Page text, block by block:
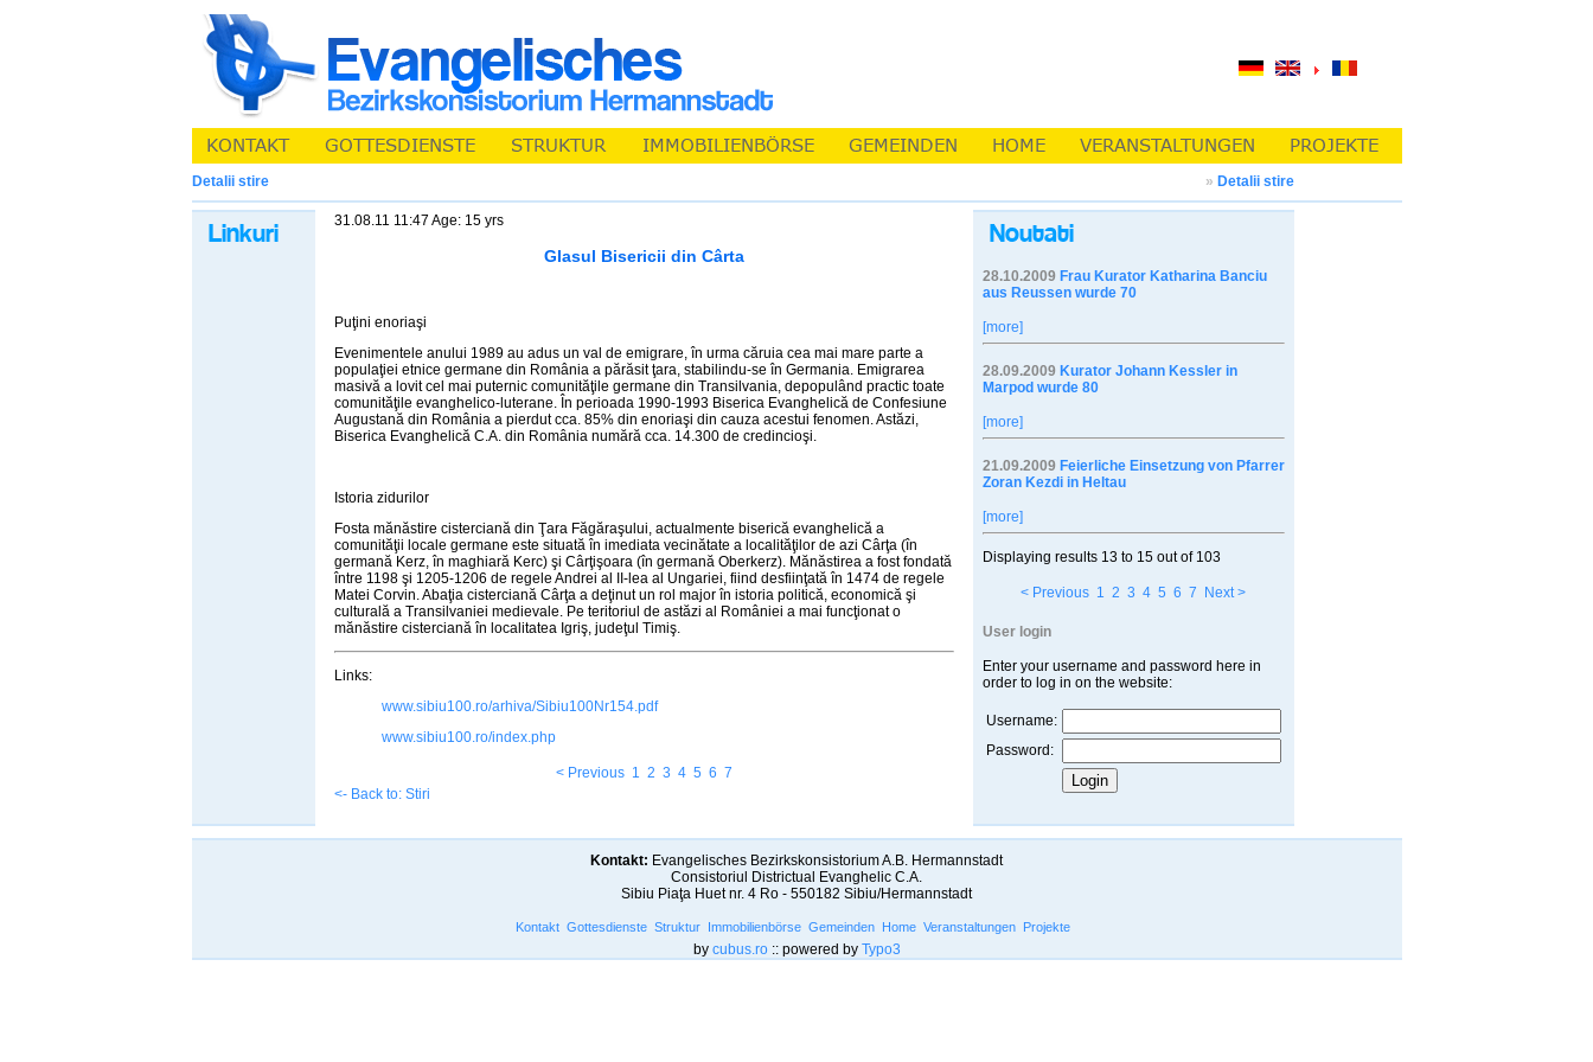
Detalii stire » Detalii stire
31.08.11 11:47 Age: 15 yrs
Glasul Bisericii din Cârta
Puţini enoriaşi
Evenimentele anului 1989 au adus un val de emigrare, în urma căruia cea mai mare parte a
populaţiei etnice germane din România a părăsit ţara, stabilindu-se în Germania. Emigrarea
masivă a lovit cel mai puternic comunităţile germane din Transilvania, depopulând practic toate
comunităţile evanghelico-luterane. În perioada 1990-1993 Biserica Evanghelică de Confesiune
Augustană din România a pierdut cca. 85% din enoriaşi din cauza acestui fenomen. Astăzi,
Biserica Evanghelică C.A. din România numără cca. 14.300 de credincioşi.
Istoria zidurilor
Fosta mănăstire cisterciană din Ţara Făgăraşului, actualmente biserică evanghelică a
comunităţii locale germane este situată în imediata vecinătate a localităţilor de azi Cârţa (în
germană Kerz, în maghiară Kerc) şi Cârţişoara (în germană Oberkerz). Mănăstirea a fost fondată
între 1198 şi 1205-1206 de regele Andrei al II-lea al Ungariei, fiind desfiinţată în 1474 de regele
Matei Corvin. Abaţia cisterciană Cârţa a deţinut un rol major în istoria politică, economică şi
culturală a Transilvaniei medievale. Pe teritoriul de astăzi al României a mai funcţionat o
mănăstire cisterciană în localitatea Igriş, judeţul Timiş.
Links:
www.sibiu100.ro/arhiva/Sibiu100Nr154.pdf
www.sibiu100.ro/index.php
< Previous 1 2 3 4 5 6 7
<- Back to: Stiri
28.10.2009 Frau Kurator Katharina Banciu
aus Reussen wurde 70
[more]
28.09.2009 Kurator Johann Kessler in
Marpod wurde 80
[more]
21.09.2009 Feierliche Einsetzung von Pfarrer
Zoran Kezdi in Heltau
[more]
Displaying results 13 to 15out of 103
< Previous 1 2 3 4 5 6 7 Next >
User login
Enter your username and password here in
order to log in on the website:
Username:
Password:
Kontakt: Evangelisches Bezirkskonsistorium A.B. Hermannstadt
Consistoriul Districtual Evanghelic C.A.
Sibiu Piaţa Huet nr. 4 Ro - 550182 Sibiu/Hermannstadt
Kontakt Gottesdienste Struktur Immobilienbörse Gemeinden Home Veranstaltungen Projekte
by cubus.ro:: powered by Typo3